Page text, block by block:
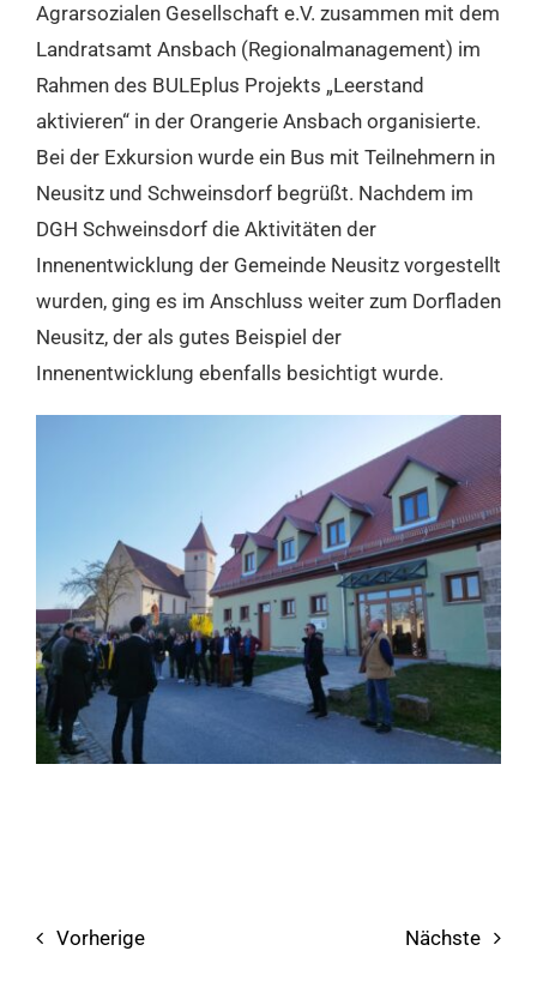
Agrarsozialen Gesellschaft e.V. zusammen mit dem
Landratsamt Ansbach (Regionalmanagement) im
Rahmen des BULEplus Projekts „Leerstand
aktivieren“ in der Orangerie Ansbach organisierte.
Bei der Exkursion wurde ein Bus mit Teilnehmern in
Neusitz und Schweinsdorf begrüßt. Nachdem im
DGH Schweinsdorf die Aktivitäten der
Innenentwicklung der Gemeinde Neusitz vorgestellt
wurden, ging es im Anschluss weiter zum Dorfladen
Neusitz, der als gutes Beispiel der
Innenentwicklung ebenfalls besichtigt wurde.
Vorherige Nächste